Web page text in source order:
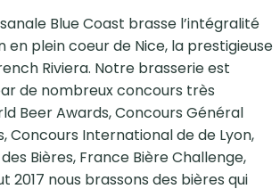
Blue Coast brasse l’intégralité
en plein coeur de Nice, la prestigieuse
Riviera. Notre brasserie est
de nombreux concours très
Beer Awards, Concours Général
Concours International de de Lyon,
Bières, France Bière Challenge,
2017 nous brassons des bières qui